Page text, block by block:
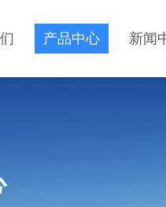
产品中心 新闻